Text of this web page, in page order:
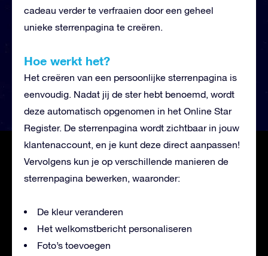
cadeau verder te verfraaien door een geheel
unieke sterrenpagina te creëren.
Hoe werkt het?
Het creëren van een persoonlijke sterrenpagina is
eenvoudig. Nadat jij de ster hebt benoemd, wordt
deze automatisch opgenomen in het Online Star
Register. De sterrenpagina wordt zichtbaar in jouw
klantenaccount, en je kunt deze direct aanpassen!
Vervolgens kun je op verschillende manieren de
sterrenpagina bewerken, waaronder:
De kleur veranderen
Het welkomstbericht personaliseren
Foto’s toevoegen